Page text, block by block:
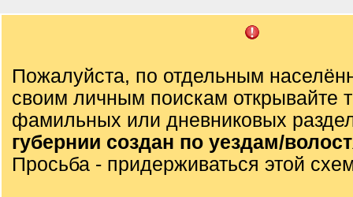
Пожалуйста, по отдельным
своим личным поискам открывайте
фамильных или дневниковых
губернии создан по уездам/
Просьба - придерживаться этой